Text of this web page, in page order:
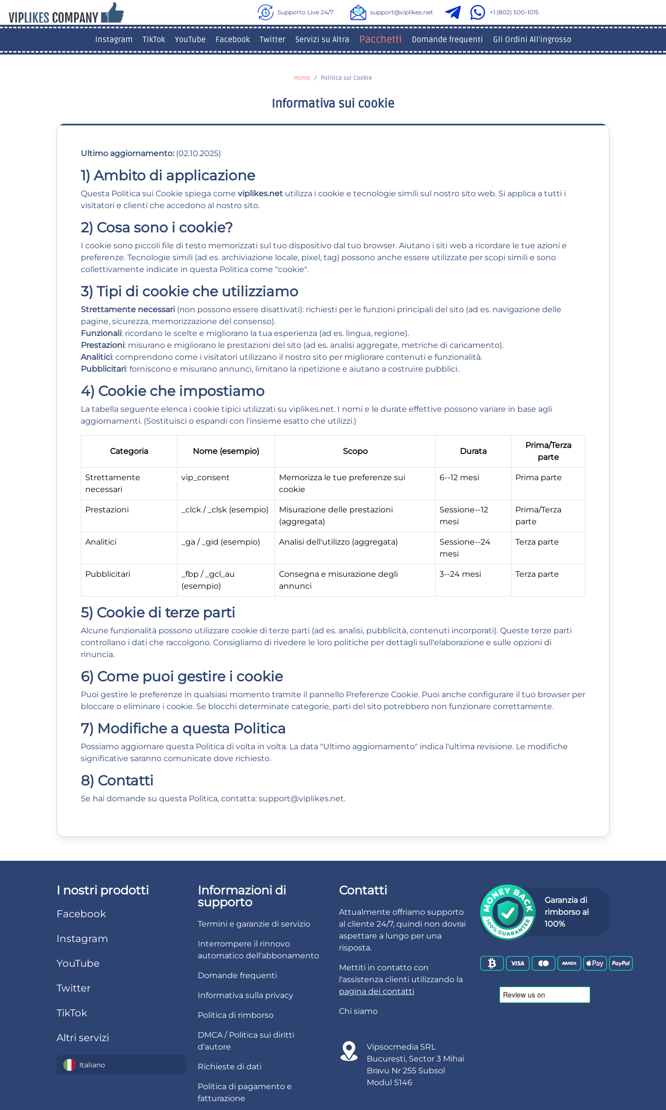
Supporto Live 24/7 support@viplikes.net +1 (802) 500-1015
Instagram TikTok YouTube Facebook Twitter Servizi su Altra Pacchetti Domande frequenti Gli Ordini All'ingrosso
Home Politica sui Cookie
Informativa sui cookie
Ultimo aggiornamento: (02.10.2025)
1) Ambito di applicazione
Questa Politica sui Cookie spiega come viplikes.net utilizza i cookie e tecnologie simili sul nostro sito web. Si applica a tutti i
visitatori e clienti che accedono al nostro sito.
2) Cosa sono i cookie?
I cookie sono piccoli file di testo memorizzati sul tuo dispositivo dal tuo browser. Aiutano i siti web a ricordare le tue azioni e
preferenze. Tecnologie simili (ad es. archiviazione locale, pixel, tag) possono anche essere utilizzate per scopi simili e sono
collettivamente indicate in questa Politica come "cookie".
3) Tipi di cookie che utilizziamo
Strettamente necessari (non possono essere disattivati): richiesti per le funzioni principali del sito (ad es. navigazione delle
pagine, sicurezza, memorizzazione del consenso).
Funzionali: ricordano le scelte e migliorano la tua esperienza (ad es. lingua, regione).
Prestazioni: misurano e migliorano le prestazioni del sito (ad es. analisi aggregate, metriche di caricamento).
Analitici: comprendono come i visitatori utilizzano il nostro sito per migliorare contenuti e funzionalità.
Pubblicitari: forniscono e misurano annunci, limitano la ripetizione e aiutano a costruire pubblici.
4) Cookie che impostiamo
La tabella seguente elenca i cookie tipici utilizzati su viplikes.net. I nomi e le durate effettive possono variare in base agli
aggiornamenti. (Sostituisci o espandi con l'insieme esatto che utilizzi.)
Categoria Nome (esempio) Scopo Durata
Prima/Terza
parte
Strettamente
necessari
vip_consent
Memorizza le tue preferenze sui
cookie
6--12 mesi Prima parte
Prestazioni _clck / _clsk (esempio)
Misurazione delle prestazioni
(aggregata)
Sessione--12
mesi
Prima/Terza
parte
Analitici _ga / _gid (esempio) Analisi dell'utilizzo (aggregata)
Sessione--24
mesi
Terza parte
Pubblicitari
_fbp / _gcl_au
(esempio)
Consegna e misurazione degli
annunci
3--24 mesi Terza parte
5) Cookie di terze parti
Alcune funzionalità possono utilizzare cookie di terze parti (ad es. analisi, pubblicità, contenuti incorporati). Queste terze parti
controllano i dati che raccolgono. Consigliamo di rivedere le loro politiche per dettagli sull'elaborazione e sulle opzioni di
rinuncia.
6) Come puoi gestire i cookie
Puoi gestire le preferenze in qualsiasi momento tramite il pannello Preferenze Cookie. Puoi anche configurare il tuo browser per
bloccare o eliminare i cookie. Se blocchi determinate categorie, parti del sito potrebbero non funzionare correttamente.
7) Modifiche a questa Politica
Possiamo aggiornare questa Politica di volta in volta. La data "Ultimo aggiornamento" indica l'ultima revisione. Le modifiche
significative saranno comunicate dove richiesto.
8) Contatti
Se hai domande su questa Politica, contatta: support@viplikes.net.
I nostri prodotti
Facebook
Instagram
YouTube
Twitter
TikTok
Altri servizi
Italiano
Informazioni di
supporto
Termini e garanzie di servizio
Interrompere il rinnovo
automatico dell'abbonamento
Domande frequenti
Informativa sulla privacy
Politica di rimborso
DMCA / Politica sui diritti
d’autore
Richieste di dati
Politica di pagamento e
fatturazione
Contatti
Attualmente offriamo supporto
al cliente 24/7, quindi non dovrai
aspettare a lungo per una
risposta.
Mettiti in contatto con
l'assistenza clienti utilizzando la
pagina dei contatti
Chi siamo
Vipsocmedia SRL
București, Sector 3 Mihai
Bravu Nr 255 Subsol
Modul S146
Garanzia di
rimborso al
100%